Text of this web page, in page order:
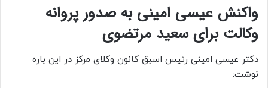
واکنش عیسی امینی به صدور پروانه
وکالت برای سعید مرتضوی
دکتر عیسی امینی رئیس اسبق کانون وکلای مرکز در این باره
نوشت: